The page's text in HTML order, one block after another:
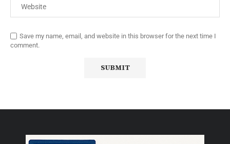
Save my name, email, and website in this browser for the next time I
comment.